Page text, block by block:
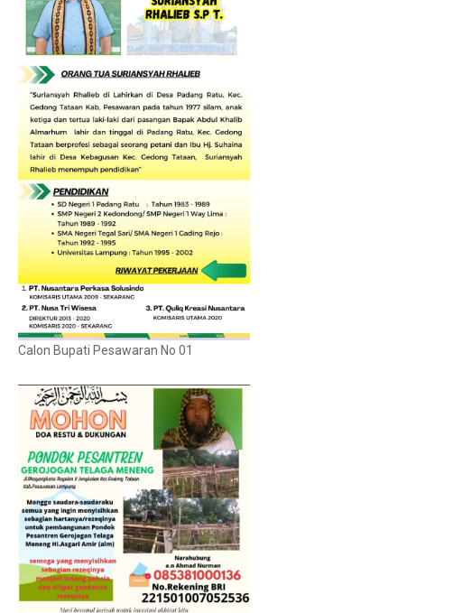
Calon Bupati Pesawaran No 01